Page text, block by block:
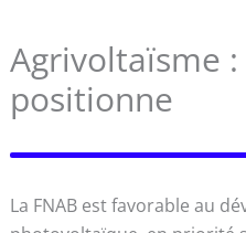
Agrivoltaïsme :
positionne
La FNAB est favorable au